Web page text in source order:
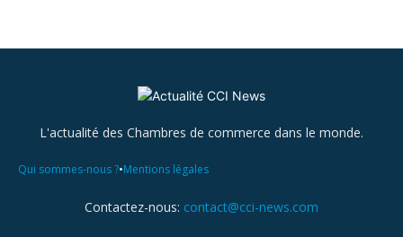
L'actualité des Chambres de commerce dans le monde.
Qui sommes-nous ?•Mentions légales
Contactez-nous: contact@cci-news.com